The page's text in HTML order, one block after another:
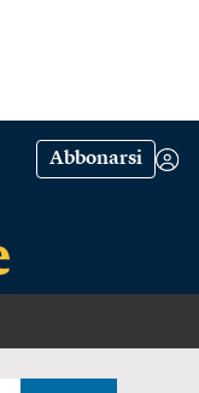
Abbonarsi